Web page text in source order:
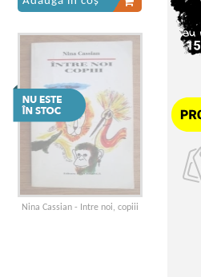
Nina Cassian - Intre noi, copiii